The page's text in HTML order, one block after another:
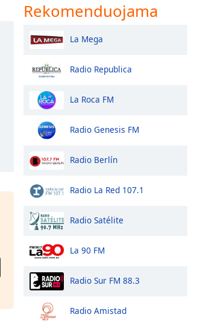
Rekomenduojama
La Mega
Radio Republica
La Roca FM
Radio Genesis FM
Radio Berlín
Radio La Red 107.1
Radio Satélite
La 90 FM
Radio Sur FM 88.3
Radio Amistad